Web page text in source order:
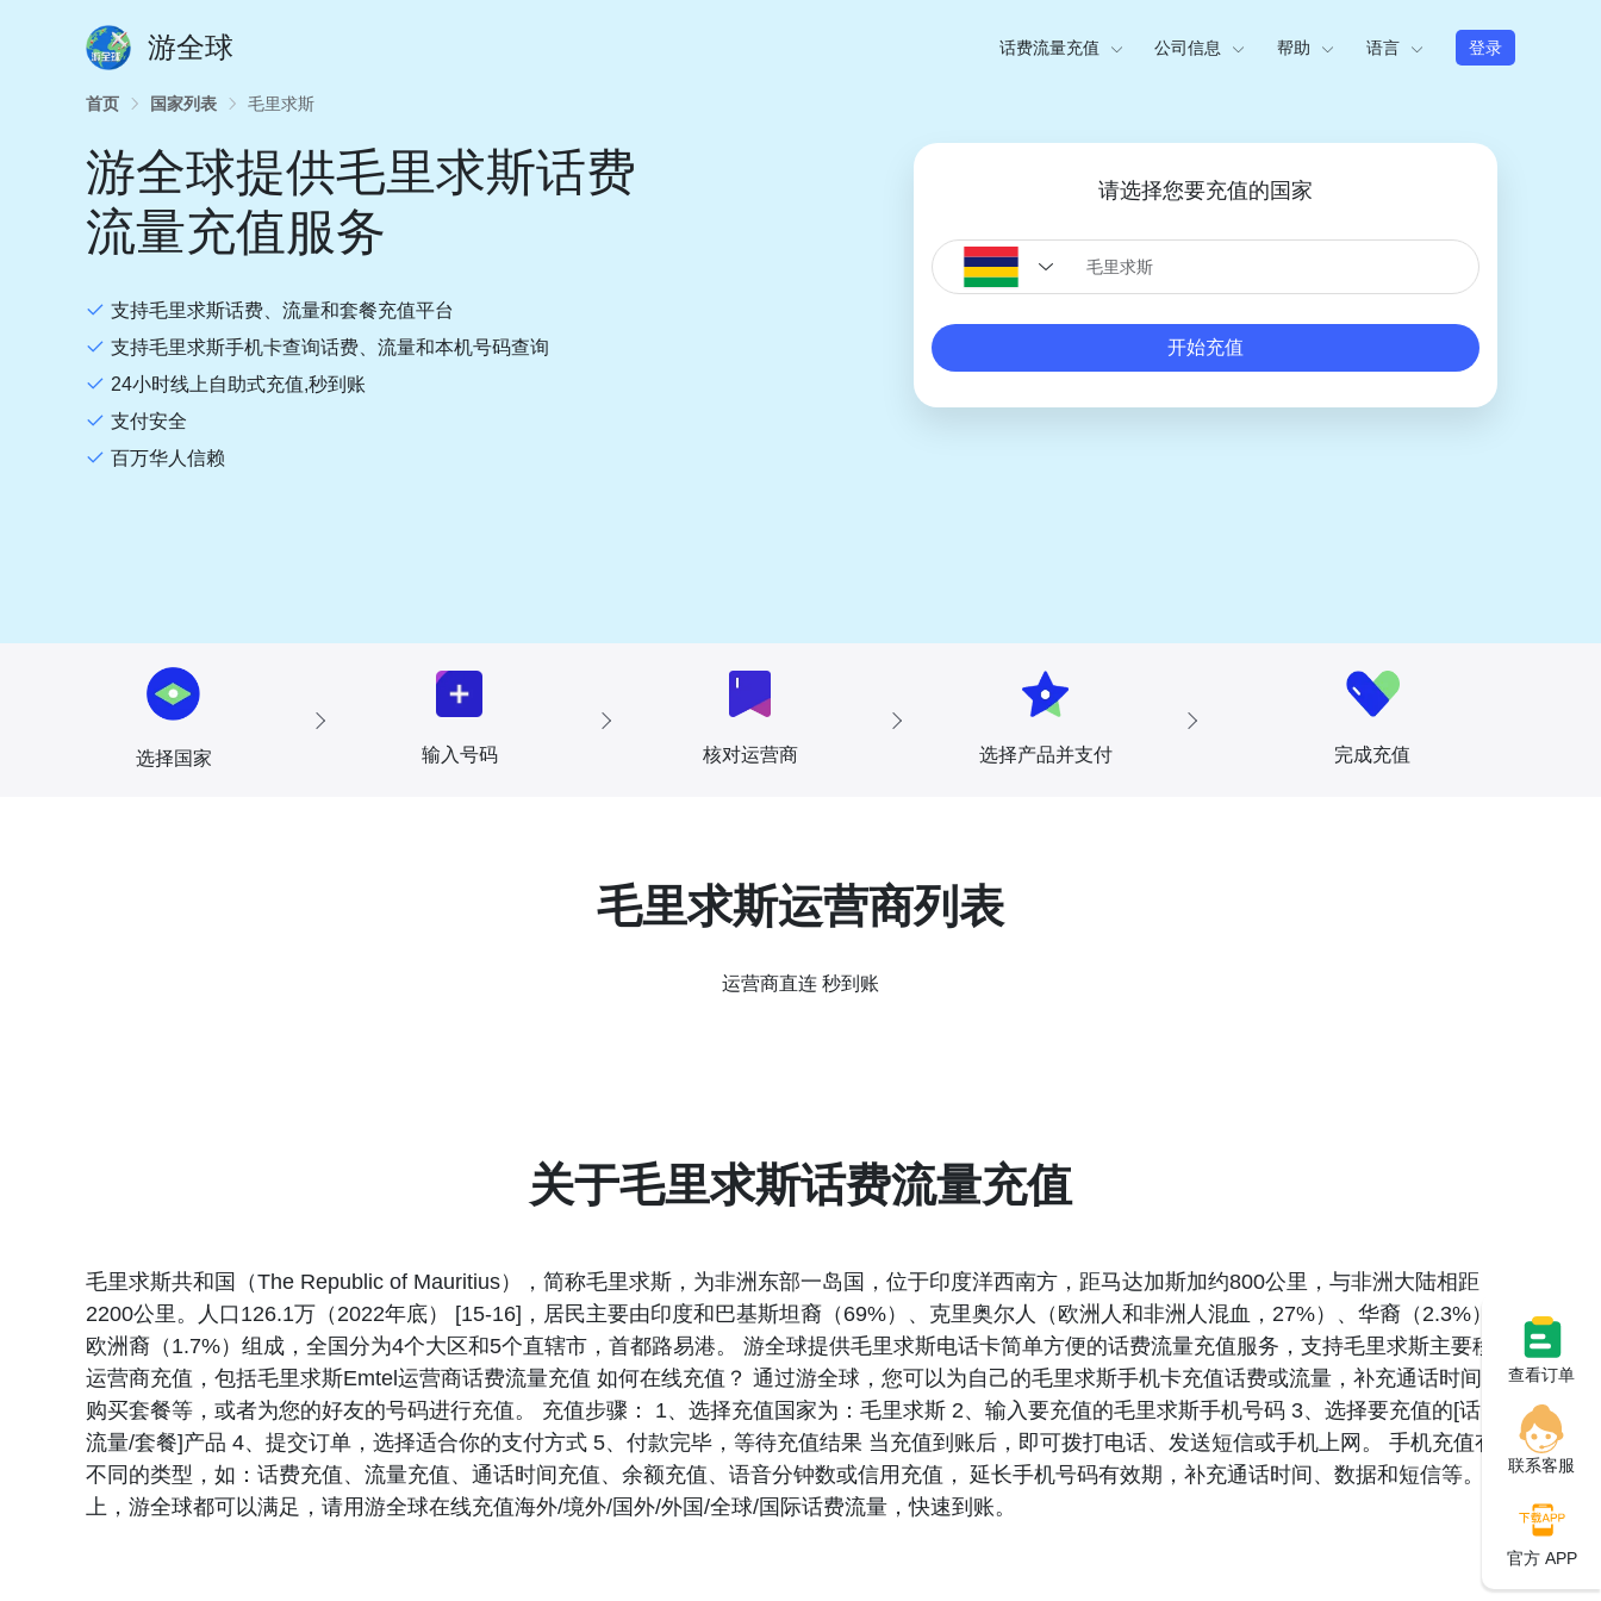
游全球 话费流量充值 公司信息 帮助 语言 登录
首页 国家列表 毛里求斯
游全球提供毛里求斯话费
流量充值服务
支持毛里求斯话费、流量和套餐充值平台
支持毛里求斯手机卡查询话费、流量和本机号码查询
24小时线上自助式充值,秒到账
支付安全
百万华人信赖
请选择您要充值的国家
开始充值
选择国家 输入号码 核对运营商 选择产品并支付 完成充值
毛里求斯运营商列表
运营商直连 秒到账
关于毛里求斯话费流量充值
毛里求斯共和国（The Republic of Mauritius），简称毛里求斯，为非洲东部一岛国，位于印度洋西南方，距马达加斯加约800公里，与非洲大陆相距
2200公里。人口126.1万（2022年底） [15-16]，居民主要由印度和巴基斯坦裔（69%）、克里奥尔人（欧洲人和非洲人混血，27%）、华裔（2.3%）和
欧洲裔（1.7%）组成，全国分为4个大区和5个直辖市，首都路易港。 游全球提供毛里求斯电话卡简单方便的话费流量充值服务，支持毛里求斯主要移动
运营商充值，包括毛里求斯Emtel运营商话费流量充值 如何在线充值？ 通过游全球，您可以为自己的毛里求斯手机卡充值话费或流量，补充通话时间或
购买套餐等，或者为您的好友的号码进行充值。 充值步骤： 1、选择充值国家为：毛里求斯 2、输入要充值的毛里求斯手机号码 3、选择要充值的[话费/
流量/套餐]产品 4、提交订单，选择适合你的支付方式 5、付款完毕，等待充值结果 当充值到账后，即可拨打电话、发送短信或手机上网。 手机充值有
不同的类型，如：话费充值、流量充值、通话时间充值、余额充值、语音分钟数或信用充值， 延长手机号码有效期，补充通话时间、数据和短信等。 以
上，游全球都可以满足，请用游全球在线充值海外/境外/国外/外国/全球/国际话费流量，快速到账。
查看订单
联系客服
官方 APP